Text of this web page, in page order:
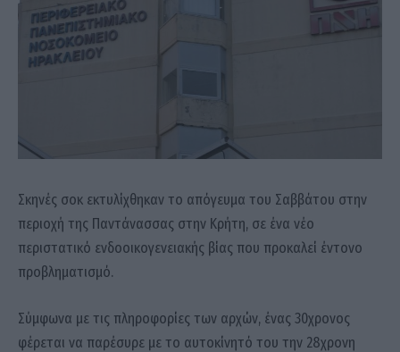
Σκηνές σοκ εκτυλίχθηκαν το απόγευμα του Σαββάτου στην
περιοχή της Παντάνασσας στην Κρήτη, σε ένα νέο
περιστατικό ενδοοικογενειακής βίας που προκαλεί έντονο
προβληματισμό.
Σύμφωνα με τις πληροφορίες των αρχών, ένας 30χρονος
φέρεται να παρέσυρε με το αυτοκίνητό του την 28χρονη